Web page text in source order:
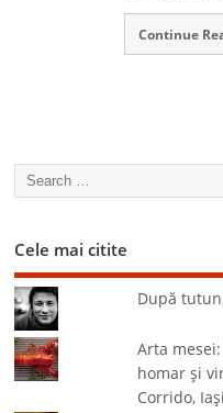
Continue
Cele mai citite
După
Arta
homar şi
Corrido, Iaşi